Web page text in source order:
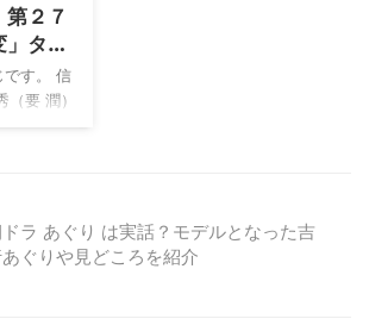
みま
は「於
たが、結
篤姫」
後に「天
みたい
...
マンド視聴すれば ...
第２７
」タイ
想
です。 信
要 潤）
積年の
たる秀吉
の総仕上
くるよ
ラ あぐり は実話？モデルとなった吉
ぐりや見どころを紹介